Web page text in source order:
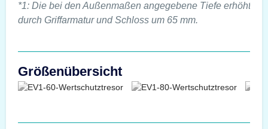
*1: Die bei den Außenmaßen angegebene Tiefe erhöht
durch Griffarmatur und Schloss um 65 mm.
Größenübersicht